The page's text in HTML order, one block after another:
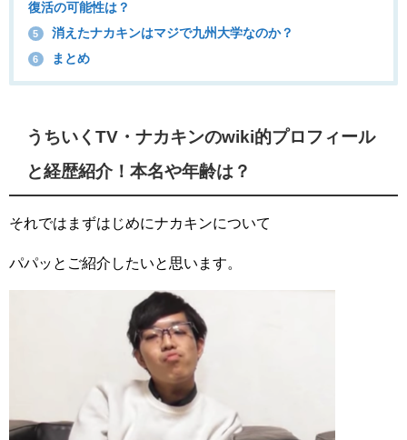
復活の可能性は？
5 消えたナカキンはマジで九州大学なのか？
6 まとめ
うちいくTV・ナカキンのwiki的プロフィール
と経歴紹介！本名や年齢は？
それではまずはじめにナカキンについて
パパッとご紹介したいと思います。